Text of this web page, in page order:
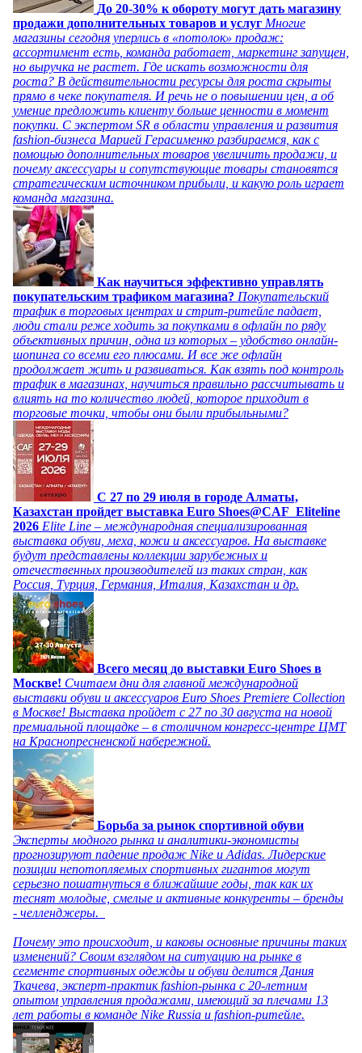
До 20-30% к обороту могут дать магазину
продажи дополнительных товаров и услуг Многие
магазины сегодня уперлись в «потолок» продаж:
ассортимент есть, команда работает, маркетинг запущен,
но выручка не растет. Где искать возможности для
роста? В действительности ресурсы для роста скрыты
прямо в чеке покупателя. И речь не о повышении цен, а об
умение предложить клиенту больше ценности в момент
покупки. С экспертом SR в области управления и развития
fashion-бизнеса Марией Герасименко разбираемся, как с
помощью дополнительных товаров увеличить продажи, и
почему аксессуары и сопутствующие товары становятся
стратегическим источником прибыли, и какую роль играет
команда магазина.
Как научиться эффективно управлять
покупательским трафиком магазина? Покупательский
трафик в торговых центрах и стрит-ритейле падает,
люди стали реже ходить за покупками в офлайн по ряду
объективных причин, одна из которых – удобство онлайн-
шопинга со всеми его плюсами. И все же офлайн
продолжает жить и развиваться. Как взять под контроль
трафик в магазинах, научиться правильно рассчитывать и
влиять на то количество людей, которое приходит в
торговые точки, чтобы они были прибыльными?
C 27 по 29 июля в городе Алматы,
Казахстан пройдет выставка Euro Shoes@CAF_Eliteline
2026 Elite Line – международная специализированная
выставка обуви, меха, кожи и аксессуаров. На выставке
будут представлены коллекции зарубежных и
отечественных производителей из таких стран, как
Россия, Турция, Германия, Италия, Казахстан и др.
Всего месяц до выставки Euro Shoes в
Москве! Считаем дни для главной международной
выставки обуви и аксессуаров Euro Shoes Premiere Collection
в Москве! Выставка пройдет с 27 по 30 августа на новой
премиальной площадке – в столичном конгресс-центре ЦМТ
на Краснопресненской набережной.
Борьба за рынок спортивной обуви
Эксперты модного рынка и аналитики-экономисты
прогнозируют падение продаж Nike и Adidas. Лидерские
позиции непотопляемых спортивных гигантов могут
серьезно пошатнуться в ближайшие годы, так как их
теснят молодые, смелые и активные конкуренты – бренды
- челленджеры.
Почему это происходит, и каковы основные причины таких
изменений? Своим взглядом на ситуацию на рынке в
сегменте спортивных одежды и обуви делится Дания
Ткачева, эксперт-практик fashion-рынка с 20-летним
опытом управления продажами, имеющий за плечами 13
лет работы в команде Nike Russia и fashion-ритейле.